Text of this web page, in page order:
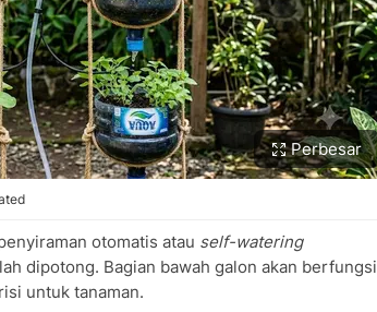
Perbesar
otomatis atau self-watering
dipotong. Bagian bawah galon akan berfungsi
untuk tanaman.